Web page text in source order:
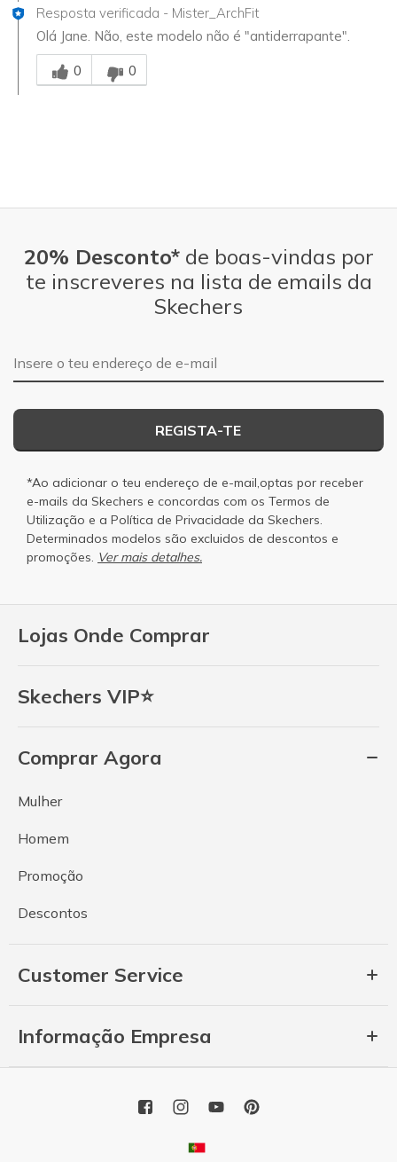
Resposta verificada - Mister_ArchFit
Olá Jane. Não, este modelo não é "antiderrapante".
Essa resposta foi útil para você
0
0
Lojas Onde Comprar
Skechers VIP⭐
Comprar Agora
Mulher
Homem
Promoção
Descontos
Customer Service
Informação Empresa
20% Desconto*de boas-vindas por
te inscreveres na lista de emails da
Skechers
Endereço de e-mail
REGISTA-TE
*Ao adicionar o teu endereço de e-mail,optas por receber
e-mails da Skechers e concordas com os Termos de
Utilização e a Política de Privacidade da Skechers.
Determinados modelos são excluidos de descontos e
promoções. Ver mais detalhes.